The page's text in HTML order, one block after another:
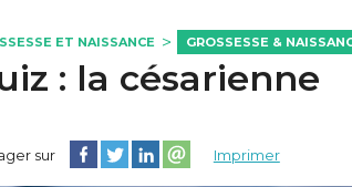
ET NAISSANCE GROSSESSE &
: la césarienne
sur Partager cette page sur Facebook
Partager cette page sur Twitter
Partager cette page sur
Partager cette page sur
Imprimer